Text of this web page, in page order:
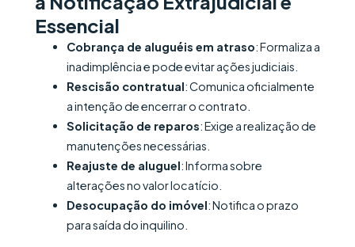
Essencial
Cobrança de aluguéis em atraso: Formaliza a
inadimplência e pode evitar ações judiciais.
Rescisão contratual: Comunica oficialmente
a intenção de encerrar o contrato.
Solicitação de reparos: Exige a realização de
manutenções necessárias.
Reajuste de aluguel: Informa sobre
alterações no valor locatício.
Desocupação do imóvel: Notifica o prazo
para saída do inquilino.​